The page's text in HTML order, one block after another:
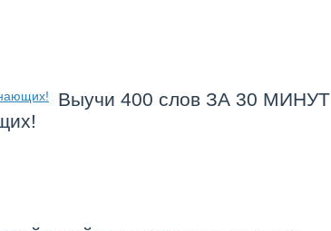
Выучи 400 слов ЗА 30 МИНУТ